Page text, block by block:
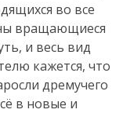
во все
вращающиеся
и весь вид
кажется, что
дремучего
в новые и